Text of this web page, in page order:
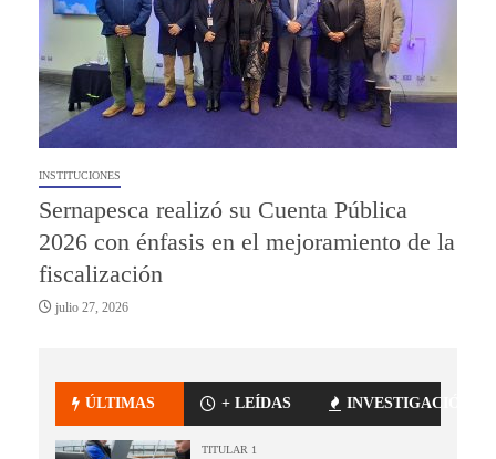
INSTITUCIONES
Sernapesca realizó su Cuenta Pública
2026 con énfasis en el mejoramiento de la
fiscalización
julio 27, 2026
ÚLTIMAS + LEÍDAS INVESTIGACIÓN
TITULAR 1